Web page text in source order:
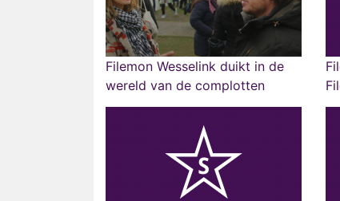
Filemon Wesselink duikt in de
wereld van de complotten